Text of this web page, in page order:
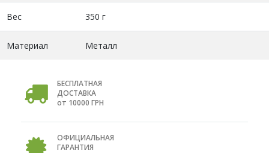
Вес 350 г
Материал Металл
БЕСПЛАТНАЯ
ДОСТАВКА
от 10000 ГРН
ОФИЦИАЛЬНАЯ
ГАРАНТИЯ